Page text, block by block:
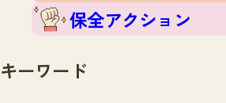
保全アクション
キーワード